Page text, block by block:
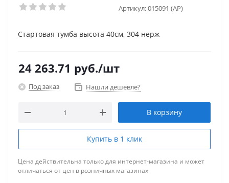
Артикул:015091 (AP)
Стартовая тумба высота 40см, 304 нерж
24 263.71 руб./шт
Под заказ Нашли дешевле?
В корзину
Купить в 1 клик
Цена действительна только для интернет-магазина и может
отличаться от цен в розничных магазинах